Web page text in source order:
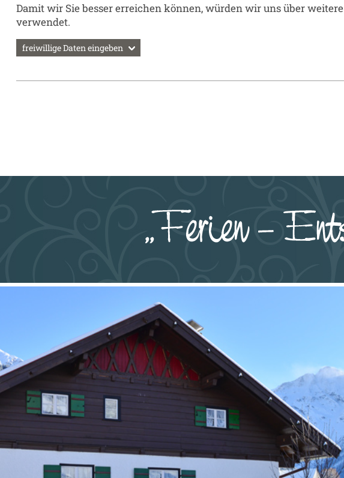
Damit wir Sie besser erreichen können, würden wir uns über
verwendet.
freiwillige Daten eingeben